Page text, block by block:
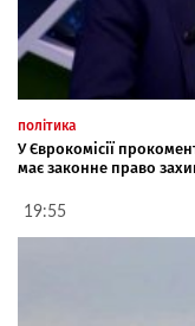
політика
У Єврокомісії
має законне право
19:55